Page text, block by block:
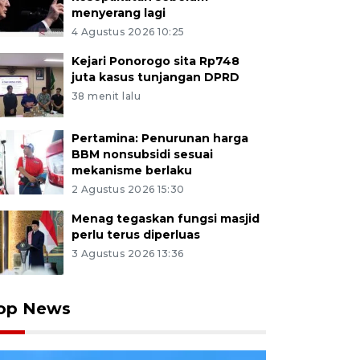
menyerang lagi
4 Agustus 2026 10:25
Kejari Ponorogo sita Rp748
juta kasus tunjangan DPRD
38 menit lalu
Pertamina: Penurunan harga
BBM nonsubsidi sesuai
mekanisme berlaku
2 Agustus 2026 15:30
Menag tegaskan fungsi masjid
perlu terus diperluas
3 Agustus 2026 13:36
News